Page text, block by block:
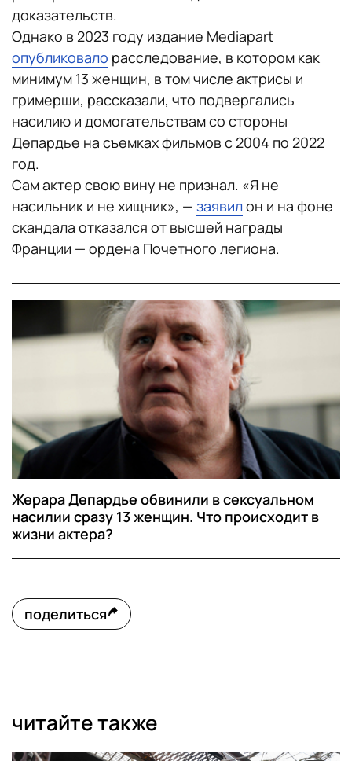
доказательств.
Однако в 2023 году издание Мediapart
опубликовало расследование, в котором как
минимум 13 женщин, в том числе актрисы и
гримерши, рассказали, что подвергались
насилию и домогательствам со стороны
Депардье на съемках фильмов с 2004 по 2022
год.
Сам актер свою вину не признал. «Я не
насильник и не хищник», — заявилон и на фоне
скандала отказался от высшей награды
Франции — ордена Почетного легиона.
Жерара Депардье обвинили в сексуальном
насилии сразу 13 женщин. Что происходит в
жизни актера?
поделиться
читайте также